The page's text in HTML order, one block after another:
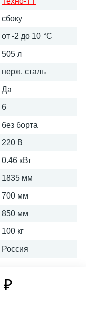
сбоку
от -2 до 10 °С
505 л
нерж. сталь
Да
6
без борта
220 В
0.46 кВт
1835 мм
700 мм
850 мм
100 кг
Россия
₽